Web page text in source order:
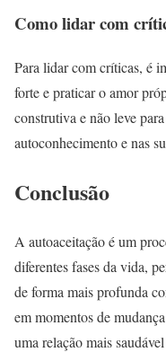
Como lidar com
Para lidar com críticas, é
forte e praticar o amor
construtiva e não leve
autoconhecimento e nas
Conclusão
A autoaceitação é um
diferentes fases da vida,
de forma mais profunda
em momentos de
uma relação mais